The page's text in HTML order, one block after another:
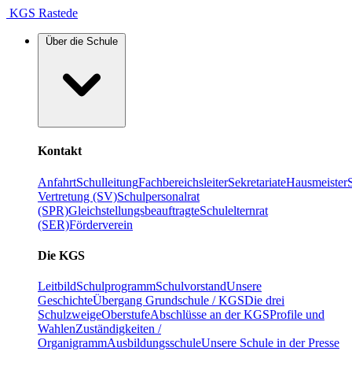
KGS Rastede
Über die Schule
Kontakt
AnfahrtSchulleitungFachbereichsleiterSekretariateHausmeister
Vertretung (SV)Schulpersonalrat
(SPR)GleichstellungsbeauftragteSchulelternrat
(SER)Förderverein
Die KGS
LeitbildSchulprogrammSchulvorstandUnsere
GeschichteÜbergang Grundschule / KGSDie drei
SchulzweigeOberstufeAbschlüsse an der KGSProfile und
WahlenZuständigkeiten /
OrganigrammAusbildungsschuleUnsere Schule in der Presse